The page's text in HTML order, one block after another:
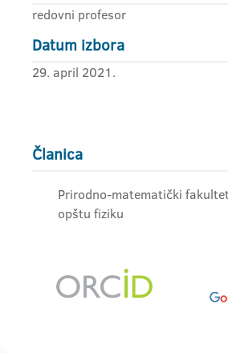
redovni profesor
Datum izbora
29. april 2021.
Članica
Prirodno-matematički
opštu fiziku